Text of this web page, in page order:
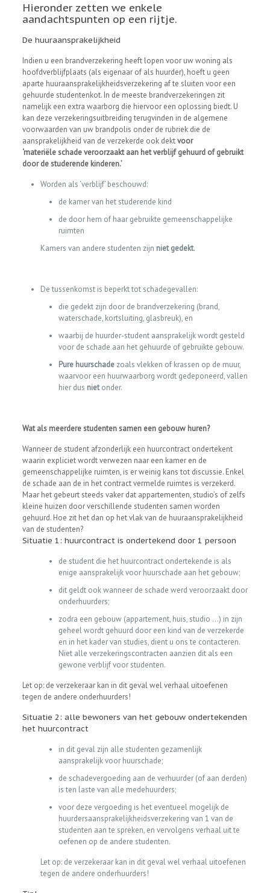
Hieronder zetten we enkele
aandachtspunten op een rijtje.
De huuraansprakelijkheid
Indien u een brandverzekering heeft lopen voor uw woning als
hoofdverblijfplaats (als eigenaar of als huurder), hoeft u geen
aparte huuraansprakelijkheidsverzekering af te sluiten voor een
gehuurde studentenkot. In de meeste brandverzekeringen zit
namelijk een extra waarborg die hiervoor een oplossing biedt. U
kan deze verzekeringsuitbreiding terugvinden in de algemene
voorwaarden van uw brandpolis onder de rubriek die de
aansprakelijkheid van de verzekerde ook dektvoor
‘materiële schade veroorzaakt aan het verblijf gehuurd of gebruikt
door de studerende kinderen.’
Worden als ‘verblijf’ beschouwd:
de kamer van het studerende kind
de door hem of haar gebruikte gemeenschappelijke
ruimten
Kamers van andere studenten zijn niet gedekt.
De tussenkomst is beperkt tot schadegevallen:
die gedekt zijn door de brandverzekering (brand,
waterschade, kortsluiting, glasbreuk), en
waarbij de huurder-student aansprakelijk wordt gesteld
voor de schade aan het gehuurde of gebruikte gebouw.
Pure huurschadezoals vlekken of krassen op de muur,
waarvoor een huurwaarborg wordt gedeponeerd, vallen
hier dus nietonder.
Wat als meerdere studenten samen een gebouw huren?
Wanneer de student afzonderlijk een huurcontract ondertekent
waarin expliciet wordt verwezen naar een kamer en de
gemeenschappelijke ruimten, is er weinig kans tot discussie. Enkel
de schade aan de in het contract vermelde ruimtes is verzekerd.
Maar het gebeurt steeds vaker dat appartementen, studio’s of zelfs
kleine huizen door verschillende studenten samen worden
gehuurd. Hoe zit het dan op het vlak van de huuraansprakelijkheid
van de studenten?
Situatie 1: huurcontract is ondertekend door 1 persoon
de student die het huurcontract ondertekende is als
enige aansprakelijk voor huurschade aan het gebouw;
dit geldt ook wanneer de schade werd veroorzaakt door
onderhuurders;
zodra een gebouw (appartement, huis, studio …) in zijn
geheel wordt gehuurd door een kind van de verzekerde
en in het kader van studies, dient u ons te contacteren.
Niet alle verzekeringscontracten aanzien dit als een
gewone verblijf voor studenten.
Let op: de verzekeraar kan in dit geval wel verhaal uitoefenen
tegen de andere onderhuurders!
Situatie 2: alle bewoners van het gebouw ondertekenden
het huurcontract
in dit geval zijn alle studenten gezamenlijk
aansprakelijk voor huurschade;
de schadevergoeding aan de verhuurder (of aan derden)
is ten laste van alle medehuurders;
voor deze vergoeding is het eventueel mogelijk de
huurdersaansprakelijkheidsverzekering van 1 van de
studenten aan te spreken, en vervolgens verhaal uit te
oefenen op de andere studenten.
Let op: de verzekeraar kan in dit geval wel verhaal uitoefenen
tegen de andere onderhuurders!